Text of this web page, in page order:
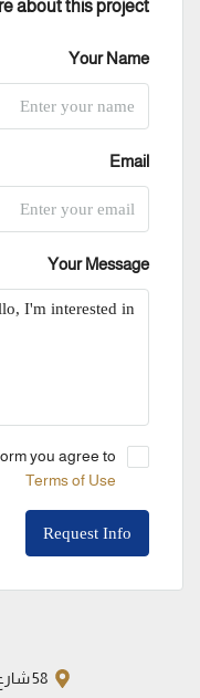
about this project
Your Name
Email
Your Message
you agree to:
Terms of Use
Request Info
58 شارع لبنان المهندسين الجيزه جمهورية مصر العربية